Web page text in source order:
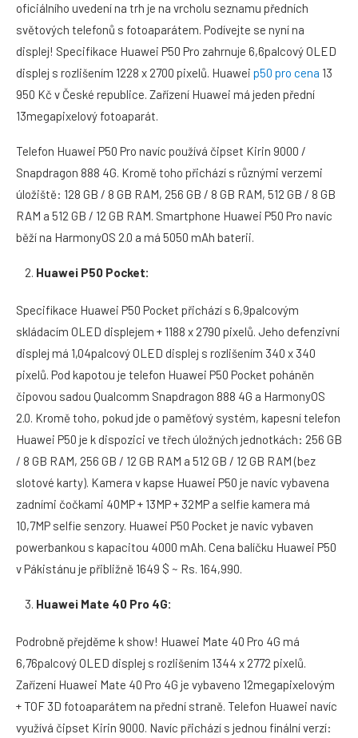
oficiálního uvedení na trh je na vrcholu seznamu předních
světových telefonů s fotoaparátem. Podívejte se nyní na
displej! Specifikace Huawei P50 Pro zahrnuje 6,6palcový OLED
displej s rozlišením 1228 x 2700 pixelů. Huawei p50 pro cena 13
950 Kč v České republice. Zařízení Huawei má jeden přední
13megapixelový fotoaparát.
Telefon Huawei P50 Pro navíc používá čipset Kirin 9000 /
Snapdragon 888 4G. Kromě toho přichází s různými verzemi
úložiště: 128 GB / 8 GB RAM, 256 GB / 8 GB RAM, 512 GB / 8 GB
RAM a 512 GB / 12 GB RAM. Smartphone Huawei P50 Pro navíc
běží na HarmonyOS 2.0 a má 5050 mAh baterii.
Huawei P50 Pocket:
Specifikace Huawei P50 Pocket přichází s 6,9palcovým
skládacím OLED displejem + 1188 x 2790 pixelů. Jeho defenzivní
displej má 1,04palcový OLED displej s rozlišením 340 x 340
pixelů. Pod kapotou je telefon Huawei P50 Pocket poháněn
čipovou sadou Qualcomm Snapdragon 888 4G a HarmonyOS
2.0. Kromě toho, pokud jde o paměťový systém, kapesní telefon
Huawei P50 je k dispozici ve třech úložných jednotkách: 256 GB
/ 8 GB RAM, 256 GB / 12 GB RAM a 512 GB / 12 GB RAM (bez
slotové karty). Kamera v kapse Huawei P50 je navíc vybavena
zadními čočkami 40MP + 13MP + 32MP a selfie kamera má
10,7MP selfie senzory. Huawei P50 Pocket je navíc vybaven
powerbankou s kapacitou 4000 mAh. Cena balíčku Huawei P50
v Pákistánu je přibližně 1649 $ ~ Rs. 164,990.
Huawei Mate 40 Pro 4G:
Podrobně přejděme k show! Huawei Mate 40 Pro 4G má
6,76palcový OLED displej s rozlišením 1344 x 2772 pixelů.
Zařízení Huawei Mate 40 Pro 4G je vybaveno 12megapixelovým
+ TOF 3D fotoaparátem na přední straně. Telefon Huawei navíc
využívá čipset Kirin 9000. Navíc přichází s jednou finální verzí: